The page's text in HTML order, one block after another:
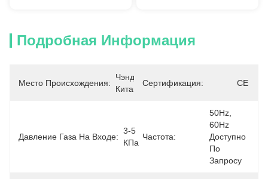
Подробная Информация
Место Происхождения:
Чэнду,
Китай
Сертификация: CE
Давление Газа На Входе:
3-5
КПа
Частота:
50Hz,
60Hz
Доступно
По
Запросу